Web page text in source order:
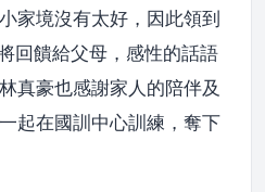
家境沒有太好，因此領到
回饋給父母，感性的話語
真豪也感謝家人的陪伴及
起在國訓中心訓練，奪下